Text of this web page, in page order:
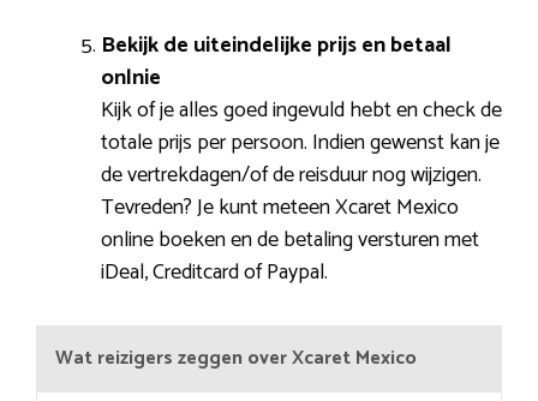
Bekijk de uiteindelijke prijs en betaal
onlnie
Kijk of je alles goed ingevuld hebt en check de
totale prijs per persoon. Indien gewenst kan je
de vertrekdagen/of de reisduur nog wijzigen.
Tevreden? Je kunt meteen Xcaret Mexico
online boeken en de betaling versturen met
iDeal, Creditcard of Paypal.
Wat reizigers zeggen over Xcaret Mexico